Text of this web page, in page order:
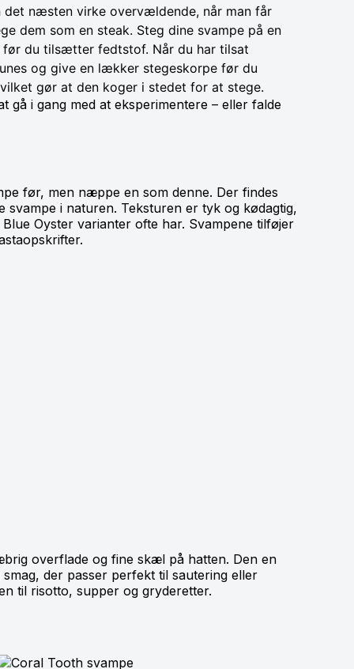
det næsten virke overvældende, når man får
dem som en steak. Steg dine svampe på en
du tilsætter fedtstof. Når du har tilsat
og give en lækker stegeskorpe før du
gør at den koger i stedet for at stege.
i gang med at eksperimentere – eller falde
før, men næppe en som denne. Der findes
svampe i naturen. Teksturen er tyk og kødagtig,
Oyster varianter ofte har. Svampene tilføjer
overflade og fine skæl på hatten. Den en
der passer perfekt til sautering eller
til risotto, supper og gryderetter.